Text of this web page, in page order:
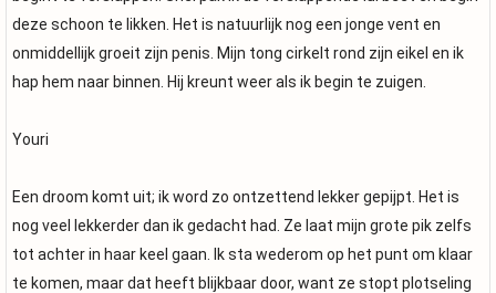
deze schoon te likken. Het is natuurlijk nog een jonge vent en
onmiddellijk groeit zijn penis. Mijn tong cirkelt rond zijn eikel en ik
hap hem naar binnen. Hij kreunt weer als ik begin te zuigen.
Youri
Een droom komt uit; ik word zo ontzettend lekker gepijpt. Het is
nog veel lekkerder dan ik gedacht had. Ze laat mijn grote pik zelfs
tot achter in haar keel gaan. Ik sta wederom op het punt om klaar
te komen, maar dat heeft blijkbaar door, want ze stopt plotseling